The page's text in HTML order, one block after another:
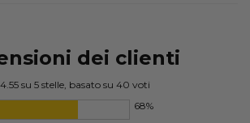
dei clienti
4.55 su 5 stelle, basato su 40 voti
68%